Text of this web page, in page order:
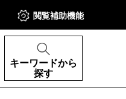
閲覧補助機能
キーワードから
探す